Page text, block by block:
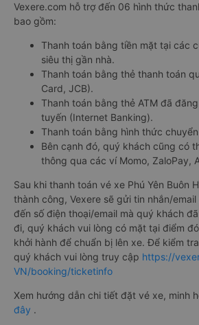
Vexere.com hỗ trợ đến 06 hình thức
bao gồm:
Thanh toán bằng tiền mặt tại các
siêu thị gần nhà.
Thanh toán bằng thẻ thanh toán
Card, JCB).
Thanh toán bằng thẻ ATM đã
tuyến (Internet Banking).
Thanh toán bằng hình thức
Bên cạnh đó, quý khách cũng có
thông qua các ví Momo, ZaloPay,
Sau khi thanh toán vé xe Phú Yên Buôn
thành công, Vexere sẽ gửi tin nhắn/
đến số điện thoại/email mà quý khách
đi, quý khách vui lòng có mặt tại điểm
khởi hành để chuẩn bị lên xe. Để kiểm
quý khách vui lòng truy cập https://
VN/booking/ticketinfo
Xem hướng dẫn chi tiết đặt vé xe, minh
đây .